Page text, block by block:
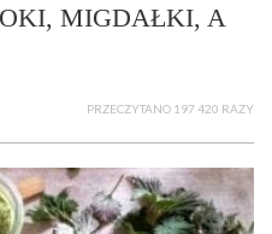
MIGDAŁKI, A
PRZECZYTANO 197 420 RAZY